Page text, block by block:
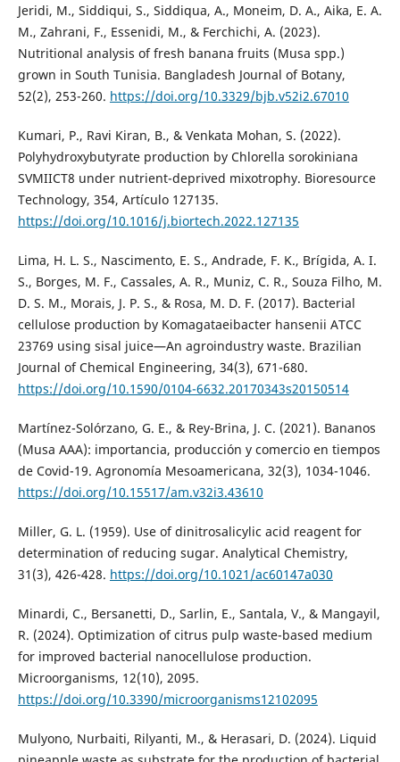
Jeridi, M., Siddiqui, S., Siddiqua, A., Moneim, D. A., Aika, E. A.
M., Zahrani, F., Essenidi, M., & Ferchichi, A. (2023).
Nutritional analysis of fresh banana fruits (Musa spp.)
grown in South Tunisia. Bangladesh Journal of Botany,
52(2), 253-260. https://doi.org/10.3329/bjb.v52i2.67010
Kumari, P., Ravi Kiran, B., & Venkata Mohan, S. (2022).
Polyhydroxybutyrate production by Chlorella sorokiniana
SVMIICT8 under nutrient-deprived mixotrophy. Bioresource
Technology, 354, Artículo 127135.
https://doi.org/10.1016/j.biortech.2022.127135
Lima, H. L. S., Nascimento, E. S., Andrade, F. K., Brígida, A. I.
S., Borges, M. F., Cassales, A. R., Muniz, C. R., Souza Filho, M.
D. S. M., Morais, J. P. S., & Rosa, M. D. F. (2017). Bacterial
cellulose production by Komagataeibacter hansenii ATCC
23769 using sisal juice—An agroindustry waste. Brazilian
Journal of Chemical Engineering, 34(3), 671-680.
https://doi.org/10.1590/0104-6632.20170343s20150514
Martínez-Solórzano, G. E., & Rey-Brina, J. C. (2021). Bananos
(Musa AAA): importancia, producción y comercio en tiempos
de Covid-19. Agronomía Mesoamericana, 32(3), 1034-1046.
https://doi.org/10.15517/am.v32i3.43610
Miller, G. L. (1959). Use of dinitrosalicylic acid reagent for
determination of reducing sugar. Analytical Chemistry,
31(3), 426-428. https://doi.org/10.1021/ac60147a030
Minardi, C., Bersanetti, D., Sarlin, E., Santala, V., & Mangayil,
R. (2024). Optimization of citrus pulp waste-based medium
for improved bacterial nanocellulose production.
Microorganisms, 12(10), 2095.
https://doi.org/10.3390/microorganisms12102095
Mulyono, Nurbaiti, Rilyanti, M., & Herasari, D. (2024). Liquid